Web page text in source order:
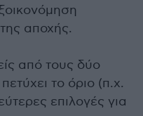
αποχής.
από τους δύο
το όριο (π.χ.
επιλογές για